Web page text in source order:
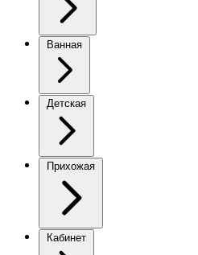
Ванная
Детская
Прихожая
Кабинет